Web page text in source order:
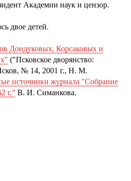
Академии наук и цензор.
двое детей.
Дондуковых, Корсаковых и
("Псковское дворянство:
№ 14, 2001 г., Н. М.
источники журнала "Собрание
г." В. И. Симанкова.